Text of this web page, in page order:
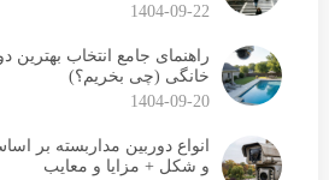
1404-09-22
راهنمای جامع انتخاب بهترین
خانگی (چی بخریم؟)
1404-09-20
انواع دوربین مداربسته بر
و شکل + مزایا و معایب